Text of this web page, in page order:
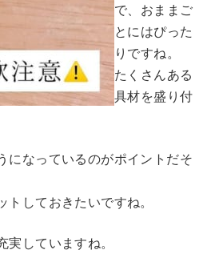
で、おままご
とにはぴった
りですね。
たくさんある
具材を盛り付
になっているのがポイントだそ
しておきたいですね。
していますね。